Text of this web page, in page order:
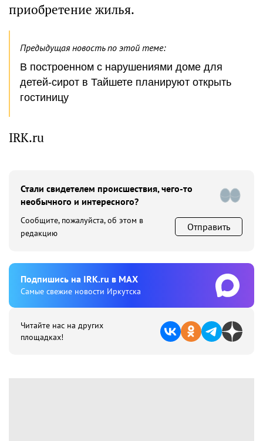
приобретение жилья.
Предыдущая новость по этой теме:
В построенном с нарушениями доме для
детей-сирот в Тайшете планируют открыть
гостиницу
IRK.ru
Стали свидетелем происшествия, чего-то
необычного и интересного?
Сообщите, пожалуйста, об этом в
редакцию
Отправить
Подпишиcь на IRK.ru в MAX
Cамые свежие новости Иркутска
Читайте нас на других
площадках!